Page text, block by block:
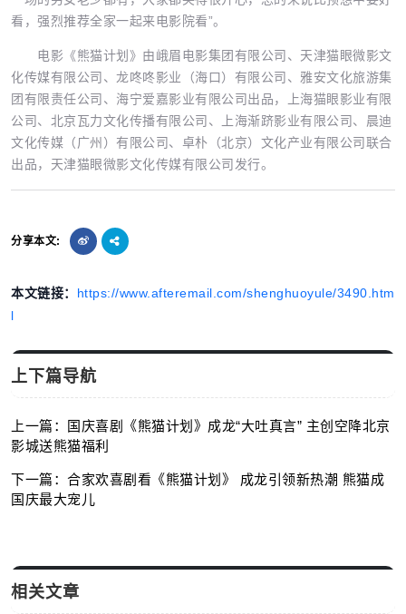
看，强烈推荐全家一起来电影院看”。
电影《熊猫计划》由峨眉电影集团有限公司、天津猫眼微影文
化传媒有限公司、龙咚咚影业（海口）有限公司、雅安文化旅游集
团有限责任公司、海宁爱嘉影业有限公司出品，上海猫眼影业有限
公司、北京瓦力文化传播有限公司、上海渐跻影业有限公司、晨迪
文化传媒（广州）有限公司、卓朴（北京）文化产业有限公司联合
出品，天津猫眼微影文化传媒有限公司发行。
分享本文:
本文链接： https://www.afteremail.com/shenghuoyule/3490.htm
l
上下篇导航
上一篇：国庆喜剧《熊猫计划》成龙“大吐真言” 主创空降北京
影城送熊猫福利
下一篇：合家欢喜剧看《熊猫计划》 成龙引领新热潮 熊猫成
国庆最大宠儿
相关文章